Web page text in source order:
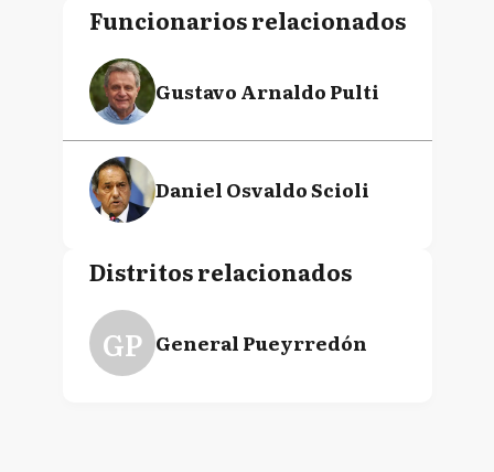
Funcionarios relacionados
Gustavo Arnaldo Pulti
Daniel Osvaldo Scioli
Distritos relacionados
GP General Pueyrredón